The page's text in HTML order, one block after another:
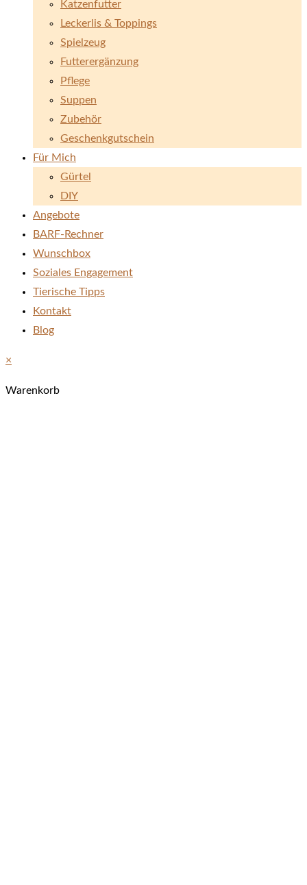
Katzenfutter
Leckerlis & Toppings
Spielzeug
Futterergänzung
Pflege
Suppen
Zubehör
Geschenkgutschein
Für Mich
Gürtel
DIY
Angebote
BARF-Rechner
Wunschbox
Soziales Engagement
Tierische Tipps
Kontakt
Blog
×
Warenkorb